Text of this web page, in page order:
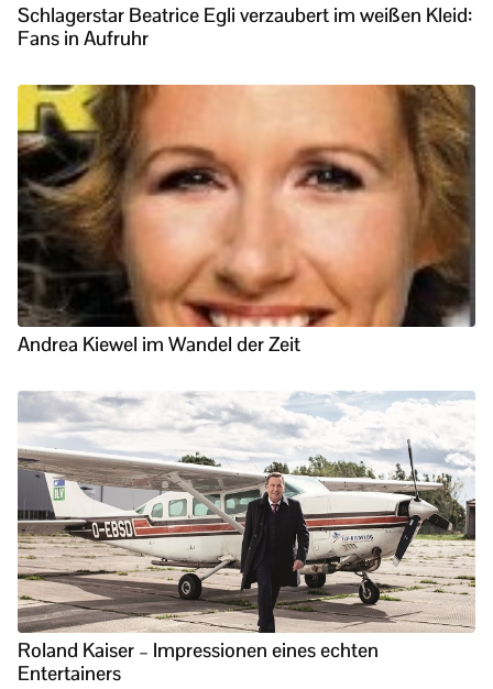
Schlagerstar Beatrice Egli verzaubert im weißen Kleid:
Fans in Aufruhr
Andrea Kiewel im Wandel der Zeit
Roland Kaiser – Impressionen eines echten
Entertainers